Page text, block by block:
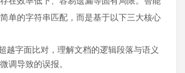
单的字符串匹配，而是基于以下三大核心
越字面比对，理解文档的逻辑段落与语义
调导致的误报。